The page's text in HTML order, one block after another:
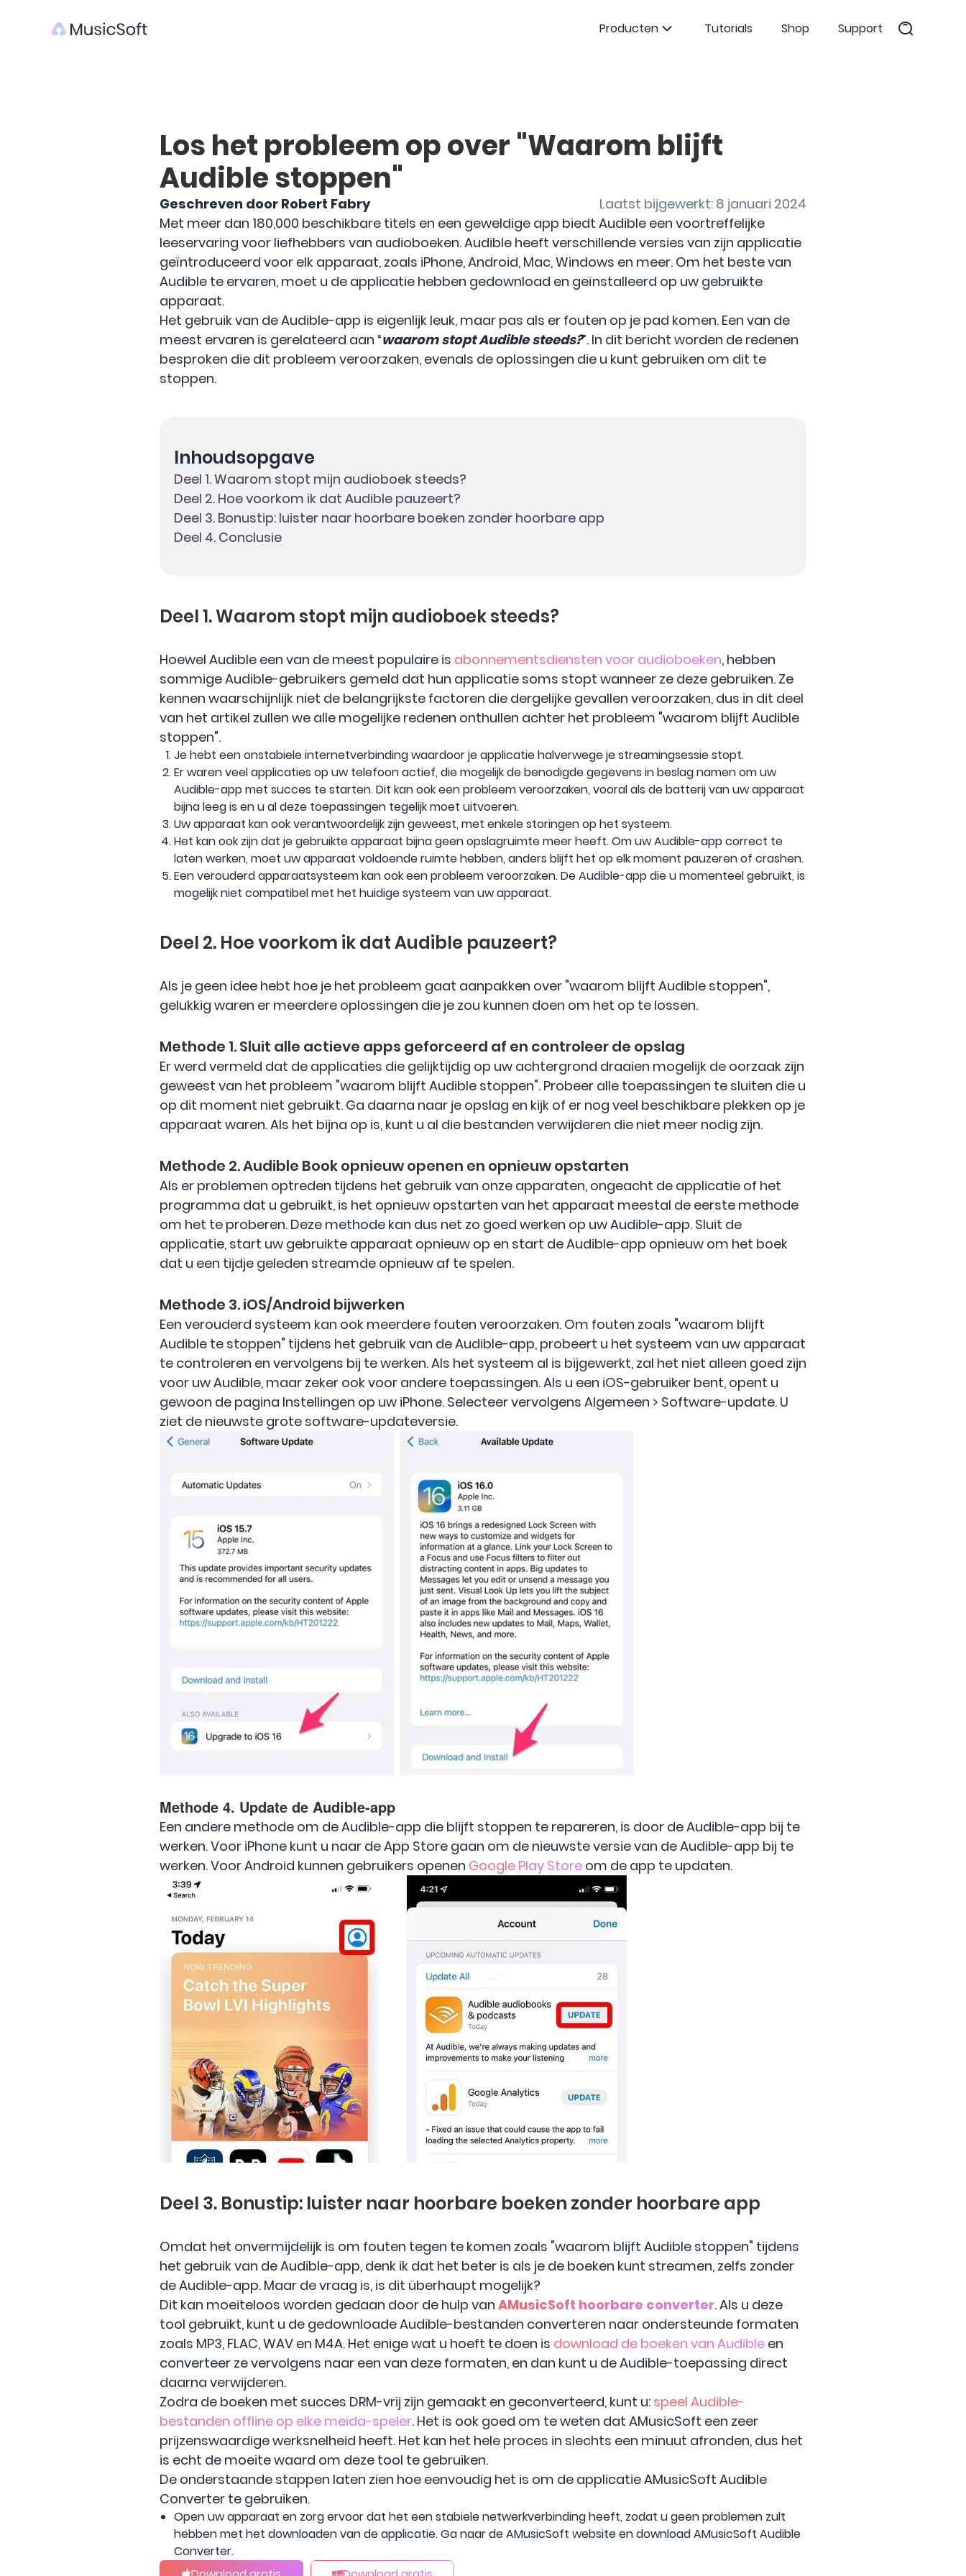
Producten Tutorials Shop Support
Los het probleem op over "Waarom blijft
Audible stoppen"
Geschreven door Robert Fabry
Laatst bijgewerkt: 8 januari 2024
Met meer dan 180,000 beschikbare titels en een geweldige app biedt Audible een voortreffelijke
leeservaring voor liefhebbers van audioboeken. Audible heeft verschillende versies van zijn applicatie
geïntroduceerd voor elk apparaat, zoals iPhone, Android, Mac, Windows en meer. Om het beste van
Audible te ervaren, moet u de applicatie hebben gedownload en geïnstalleerd op uw gebruikte
apparaat.
Het gebruik van de Audible-app is eigenlijk leuk, maar pas als er fouten op je pad komen. Een van de
meest ervaren is gerelateerd aan “waarom stopt Audible steeds?”. In dit bericht worden de redenen
besproken die dit probleem veroorzaken, evenals de oplossingen die u kunt gebruiken om dit te
stoppen.
Inhoudsopgave
Deel 1. Waarom stopt mijn audioboek steeds?
Deel 2. Hoe voorkom ik dat Audible pauzeert?
Deel 3. Bonustip: luister naar hoorbare boeken zonder hoorbare app
Deel 4. Conclusie
Deel 1. Waarom stopt mijn audioboek steeds?
Hoewel Audible een van de meest populaire is abonnementsdiensten voor audioboeken, hebben
sommige Audible-gebruikers gemeld dat hun applicatie soms stopt wanneer ze deze gebruiken. Ze
kennen waarschijnlijk niet de belangrijkste factoren die dergelijke gevallen veroorzaken, dus in dit deel
van het artikel zullen we alle mogelijke redenen onthullen achter het probleem "waarom blijft Audible
stoppen".
Je hebt een onstabiele internetverbinding waardoor je applicatie halverwege je streamingsessie stopt.
Er waren veel applicaties op uw telefoon actief, die mogelijk de benodigde gegevens in beslag namen om uw
Audible-app met succes te starten. Dit kan ook een probleem veroorzaken, vooral als de batterij van uw apparaat
bijna leeg is en u al deze toepassingen tegelijk moet uitvoeren.
Uw apparaat kan ook verantwoordelijk zijn geweest, met enkele storingen op het systeem.
Het kan ook zijn dat je gebruikte apparaat bijna geen opslagruimte meer heeft. Om uw Audible-app correct te
laten werken, moet uw apparaat voldoende ruimte hebben, anders blijft het op elk moment pauzeren of crashen.
Een verouderd apparaatsysteem kan ook een probleem veroorzaken. De Audible-app die u momenteel gebruikt, is
mogelijk niet compatibel met het huidige systeem van uw apparaat.
Deel 2. Hoe voorkom ik dat Audible pauzeert?
Als je geen idee hebt hoe je het probleem gaat aanpakken over "waarom blijft Audible stoppen",
gelukkig waren er meerdere oplossingen die je zou kunnen doen om het op te lossen.
Methode 1. Sluit alle actieve apps geforceerd af en controleer de opslag
Er werd vermeld dat de applicaties die gelijktijdig op uw achtergrond draaien mogelijk de oorzaak zijn
geweest van het probleem "waarom blijft Audible stoppen". Probeer alle toepassingen te sluiten die u
op dit moment niet gebruikt. Ga daarna naar je opslag en kijk of er nog veel beschikbare plekken op je
apparaat waren. Als het bijna op is, kunt u al die bestanden verwijderen die niet meer nodig zijn.
Methode 2. Audible Book opnieuw openen en opnieuw opstarten
Als er problemen optreden tijdens het gebruik van onze apparaten, ongeacht de applicatie of het
programma dat u gebruikt, is het opnieuw opstarten van het apparaat meestal de eerste methode
om het te proberen. Deze methode kan dus net zo goed werken op uw Audible-app. Sluit de
applicatie, start uw gebruikte apparaat opnieuw op en start de Audible-app opnieuw om het boek
dat u een tijdje geleden streamde opnieuw af te spelen.
Methode 3. iOS/Android bijwerken
Een verouderd systeem kan ook meerdere fouten veroorzaken. Om fouten zoals "waarom blijft
Audible te stoppen" tijdens het gebruik van de Audible-app, probeert u het systeem van uw apparaat
te controleren en vervolgens bij te werken. Als het systeem al is bijgewerkt, zal het niet alleen goed zijn
voor uw Audible, maar zeker ook voor andere toepassingen. Als u een iOS-gebruiker bent, opent u
gewoon de pagina Instellingen op uw iPhone. Selecteer vervolgens Algemeen > Software-update. U
ziet de nieuwste grote software-updateversie.
Methode 4. Update de Audible-app
Een andere methode om de Audible-app die blijft stoppen te repareren, is door de Audible-app bij te
werken. Voor iPhone kunt u naar de App Store gaan om de nieuwste versie van de Audible-app bij te
werken. Voor Android kunnen gebruikers openen Google Play Store om de app te updaten.
Deel 3. Bonustip: luister naar hoorbare boeken zonder hoorbare app
Omdat het onvermijdelijk is om fouten tegen te komen zoals "waarom blijft Audible stoppen" tijdens
het gebruik van de Audible-app, denk ik dat het beter is als je de boeken kunt streamen, zelfs zonder
de Audible-app. Maar de vraag is, is dit überhaupt mogelijk?
Dit kan moeiteloos worden gedaan door de hulp van AMusicSoft hoorbare converter. Als u deze
tool gebruikt, kunt u de gedownloade Audible-bestanden converteren naar ondersteunde formaten
zoals MP3, FLAC, WAV en M4A. Het enige wat u hoeft te doen is download de boeken van Audible en
converteer ze vervolgens naar een van deze formaten, en dan kunt u de Audible-toepassing direct
daarna verwijderen.
Zodra de boeken met succes DRM-vrij zijn gemaakt en geconverteerd, kunt u: speel Audible-
bestanden offline op elke meida-speler. Het is ook goed om te weten dat AMusicSoft een zeer
prijzenswaardige werksnelheid heeft. Het kan het hele proces in slechts een minuut afronden, dus het
is echt de moeite waard om deze tool te gebruiken.
De onderstaande stappen laten zien hoe eenvoudig het is om de applicatie AMusicSoft Audible
Converter te gebruiken.
Open uw apparaat en zorg ervoor dat het een stabiele netwerkverbinding heeft, zodat u geen problemen zult
hebben met het downloaden van de applicatie. Ga naar de AMusicSoft website en download AMusicSoft Audible
Converter.